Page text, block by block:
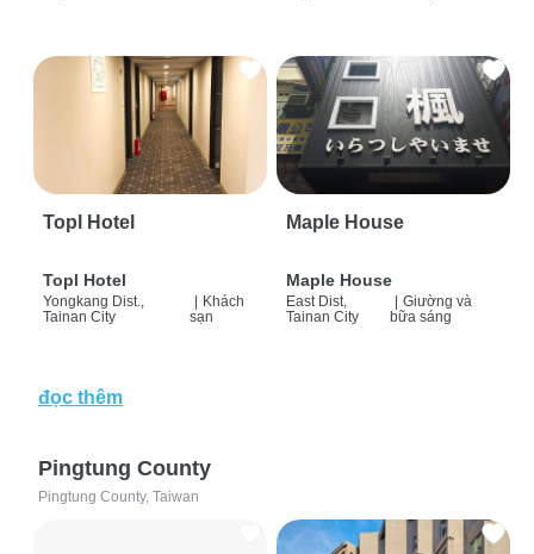
Topl Hotel
Topl Hotel
Yongkang Dist.,
Tainan City
| Khách
sạn
Maple House
Maple House
East Dist,
Tainan City
| Giường và
bữa sáng
đọc thêm
Pingtung County
Pingtung County, Taiwan